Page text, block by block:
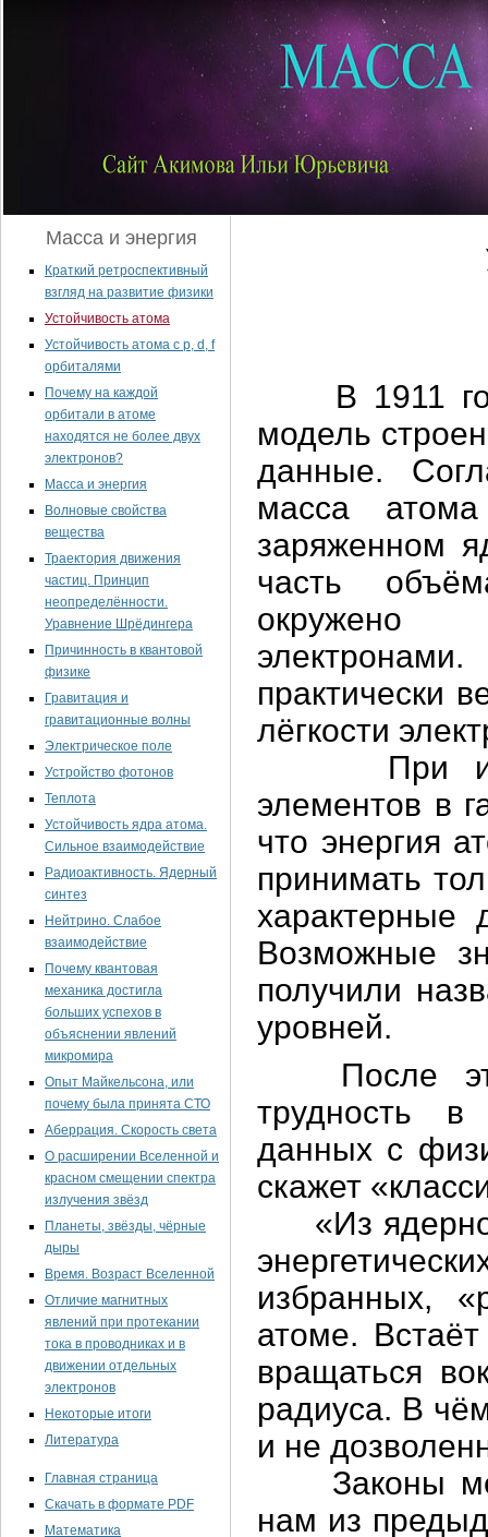
Масса и энергия
Краткий ретроспективный
взгляд на развитие физики
Устойчивость атома
Устойчивость атома с p, d, f
орбиталями
Почему на каждой
орбитали в атоме
находятся не более двух
электронов?
Масса и энергия
Волновые свойства
вещества
Траектория движения
частиц. Принцип
неопределённости.
Уравнение Шрёдингера
Причинность в квантовой
физике
Гравитация и
гравитационные волны
Электрическое поле
Устройство фотонов
Теплота
Устойчивость ядра атома.
Сильное взаимодействие
Радиоактивность. Ядерный
синтез
Нейтрино. Слабое
взаимодействие
Почему квантовая
механика достигла
больших успехов в
объяснении явлений
микромира
Опыт Майкельсона, или
почему была принята СТО
Аберрация. Скорость света
О расширении Вселенной и
красном смещении спектра
излучения звёзд
Планеты, звёзды, чёрные
дыры
Время. Возраст Вселенной
Отличие магнитных
явлений при протекании
тока в проводниках и в
движении отдельных
электронов
Некоторые итоги
Литература
Главная страница
Скачать в формате PDF
Математика
В 1911
модель
данные.
масса
заряженном
часть
окружено
практически
лёгкости
При
элементов в
что энергия
принимать
характерные
Возможные
получили
уровней.
После
трудность в
данных с
скажет
«Из
избранных,
атоме.
вращаться
радиуса. В
и не
Законы
нам из